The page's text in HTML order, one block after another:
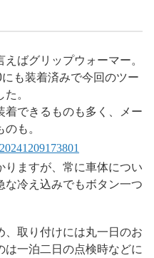
ばグリップウォーマー。
も装着済みで今回のツー
。
できるものも多く、メー
も。
ますが、常に車体につい
な冷え込みでもボタン一つ
、取り付けには丸一日のお
一泊二日の点検時などに